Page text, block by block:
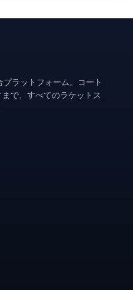
ラットフォーム。コート
で、すべてのラケットス